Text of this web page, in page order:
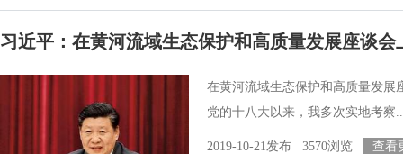
习近平：在黄河流域生态保护和高质量发展座谈会
在黄河流域生态保护和高质量发
党的十八大以来，我多次实地考察
2019-10-21发布 3570浏览 查看